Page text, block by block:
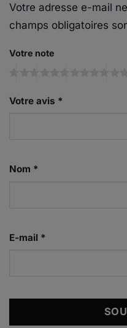
Votre adresse e-mail
champs obligatoires
Votre note
Votre avis *
Nom *
E-mail *